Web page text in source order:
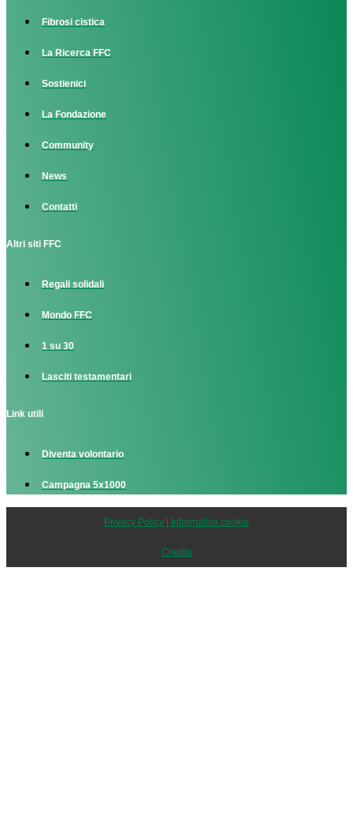
Fibrosi cistica
La Ricerca FFC
Sostienici
La Fondazione
Community
News
Contatti
Altri siti FFC
Regali solidali
Mondo FFC
1 su 30
Lasciti testamentari
Link utili
Diventa volontario
Campagna 5x1000
Privacy Policy | Informativa cookie
Credits